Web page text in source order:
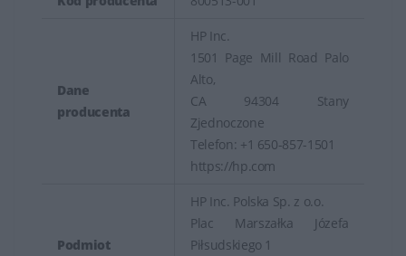
Dane
producenta
HP Inc.
1501 Page Mill Road Palo
Alto,
CA 94304 Stany
Zjednoczone
Telefon: +1 650-857-1501
https://hp.com
Podmiot
HP Inc. Polska Sp. z o.o.
Plac Marszałka Józefa
Piłsudskiego 1